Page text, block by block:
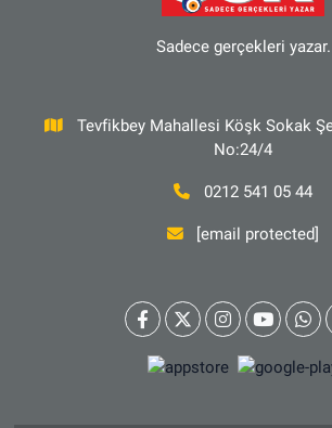
Sadece gerçekleri yazar.
Tevfikbey Mahallesi Köşk Sokak
No:24/4
0212 541 05 44
[email protected]